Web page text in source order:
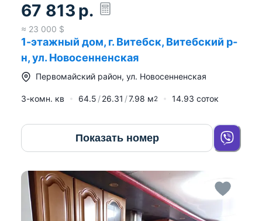
67 813 р.
≈ 23 000 $
1-этажный дом, г. Витебск, Витебский р-
н, ул. Новосенненская
Первомайский район, ул. Новосенненская
3-комн. кв 64.5 26.31 7.98 м2 14.93 соток
Показать номер